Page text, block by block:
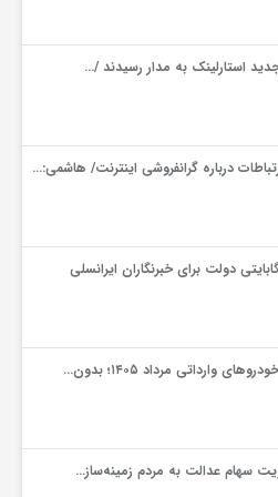
استارلینک به مدار رسیدند /…
درباره گرانفروشی اینترنت/ هاشمی:…
وارداتی مرداد ۱۴۰۵؛ بدون…
سهام عدالت به مردم زمینه‌ساز…